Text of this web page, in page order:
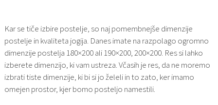
Kar se tiče izbire postelje, so naj pomembnejše dimenzije
postelje in kvaliteta jogija. Danes imate na razpolago ogromno
dimenzije postelja 180×200 ali 190×200, 200×200. Res si lahko
izberete dimenzijo, ki vam ustreza. Včasih je res, da ne moremo
izbrati tiste dimenzije, ki bi si jo želeli in to zato, ker imamo
omejen prostor, kjer bomo posteljo namestili.